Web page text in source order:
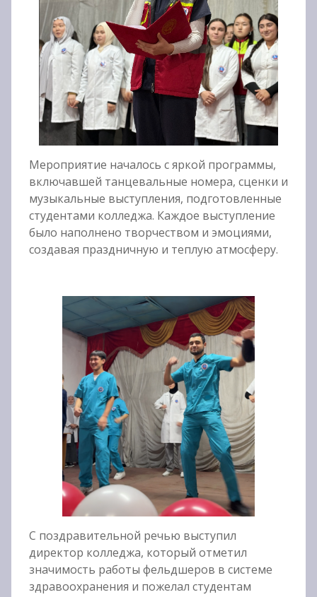
Мероприятие началось с яркой программы,
включавшей танцевальные номера, сценки и
музыкальные выступления, подготовленные
студентами колледжа. Каждое выступление
было наполнено творчеством и эмоциями,
создавая праздничную и теплую атмосферу.
С поздравительной речью выступил
директор колледжа, который отметил
значимость работы фельдшеров в системе
здравоохранения и пожелал студентам